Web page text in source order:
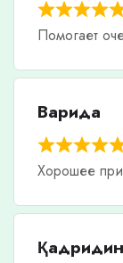
Помогает
Варида
Хорошее
Қадридин